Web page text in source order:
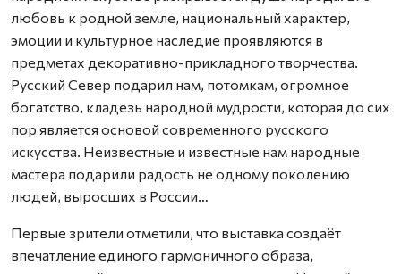
любовь к родной земле, национальный характер,
эмоции и культурное наследие проявляются в
предметах декоративно-прикладного творчества.
Русский Север подарил нам, потомкам, огромное
богатст­во, кладезь народной мудрости, которая до сих
пор является основой современного русского
искусства. Неизвестные и известные нам народные
мастера подарили радость не одному поколению
людей, выросших в России…
Первые зрители отметили, что выставка создаёт
впечатление единого гармоничного образа,